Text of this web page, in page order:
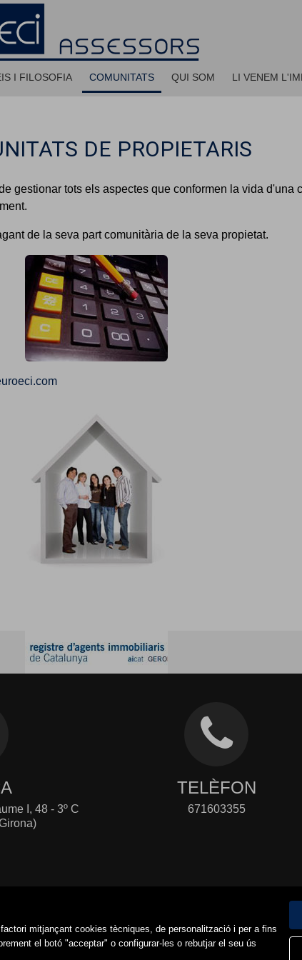
mitjançant cookies tècniques, de personalització i per a fins
el botó "acceptar" o configurar-les o rebutjar el seu ús
I FILOSOFIA COMUNITATS QUI SOM LI VENEM
DE PROPIETARIS
gestionar tots els aspectes que conformen la vida d'una
de la seva part comunitària de la seva propietat.
I, 48 - 3º C
TELÈFON
671603355